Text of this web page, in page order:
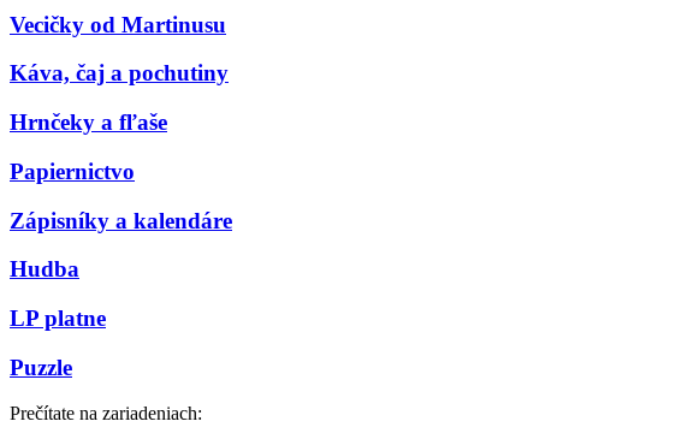
Vecičky od Martinusu
Káva, čaj a pochutiny
Hrnčeky a fľaše
Papiernictvo
Zápisníky a kalendáre
Hudba
LP platne
Puzzle
Prečítate na zariadeniach: